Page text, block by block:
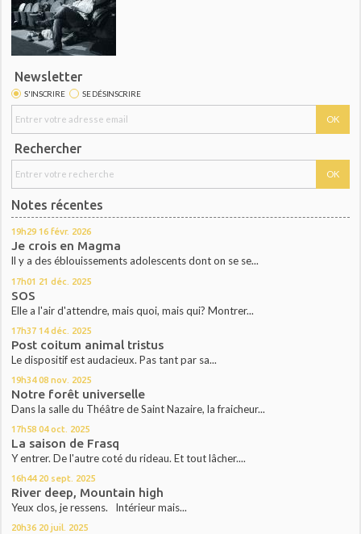
Newsletter
S'INSCRIRE SE DÉSINSCRIRE
Rechercher
Notes récentes
19h29 16 févr. 2026
Je crois en Magma
ll y a des éblouissements adolescents dont on se se...
17h01 21 déc. 2025
SOS
Elle a l'air d'attendre, mais quoi, mais qui? Montrer...
17h37 14 déc. 2025
Post coitum animal tristus
Le dispositif est audacieux. Pas tant par sa...
19h34 08 nov. 2025
Notre forêt universelle
Dans la salle du Théâtre de Saint Nazaire, la fraicheur...
17h58 04 oct. 2025
La saison de Frasq
Y entrer. De l'autre coté du rideau. Et tout lâcher....
16h44 20 sept. 2025
River deep, Mountain high
Yeux clos, je ressens. Intérieur mais...
20h36 20 juil. 2025